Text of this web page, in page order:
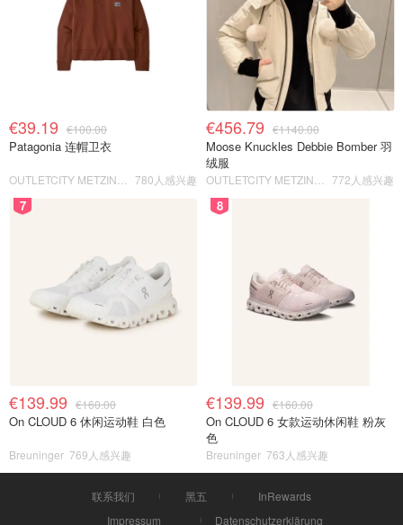
€39.19 €100.00
Patagonia 连帽卫衣
780人感兴趣
€456.79 €1140.00
Moose Knuckles Debbie Bomber 羽
绒服
772人感兴趣
7
€139.99 €160.00
On CLOUD 6 休闲运动鞋 白色
Breuninger 769人感兴趣
8
€139.99 €160.00
On CLOUD 6 女款运动休闲鞋 粉灰
色
Breuninger 763人感兴趣
联系我们 黑五
InRewards
Impressum
Datenschutzerklärung